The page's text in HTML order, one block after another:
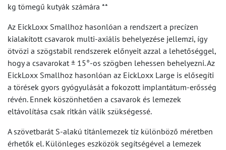
kg tömegű kutyák számára **
Az EickLoxx Smallhoz hasonlóan a rendszert a precízen
kialakított csavarok multi-axiális behelyezése jellemzi, így
ötvözi a szögstabil rendszerek előnyeit azzal a lehetőséggel,
hogy a csavarokat ± 15°-os szögben lehessen behelyezni. Az
EickLoxx Smallhoz hasonlóan az EickLoxx Large is elősegíti
a törések gyors gyógyulását a fokozott implantátum-erősség
révén. Ennek köszönhetően a csavarok és lemezek
eltávolítása csak ritkán válik szükségessé.
A szövetbarát S-alakú titánlemezek tíz különböző méretben
érhetők el. Különleges eszközök segítségével a lemezek